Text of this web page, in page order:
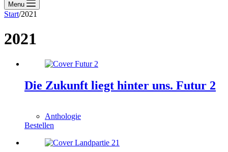
Menu
Start/2021
2021
Die Zukunft liegt hinter uns. Futur 2
Anthologie
Bestellen